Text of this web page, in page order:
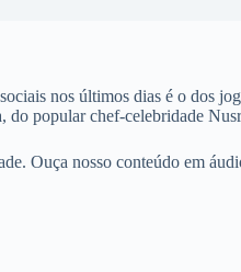
nos últimos dias é o dos
do popular chef-celebridade
Ouça nosso conteúdo em